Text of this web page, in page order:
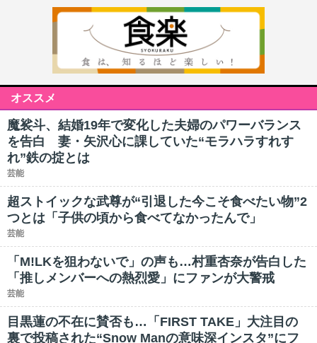
オススメ
魔裟斗、結婚19年で変化した夫婦のパワーバランス
を告白 妻・矢沢心に課していた“モラハラすれす
れ”鉄の掟とは
芸能
超ストイックな武尊が“引退した今こそ食べたい物”2
つとは「子供の頃から食べてなかったんで」
芸能
「M!LKを狙わないで」の声も…村重杏奈が告白した
「推しメンバーへの熱烈愛」にファンが大警戒
芸能
目黒蓮の不在に賛否も…「FIRST TAKE」大注目の
裏で投稿された“Snow Manの意味深インスタ”にフ